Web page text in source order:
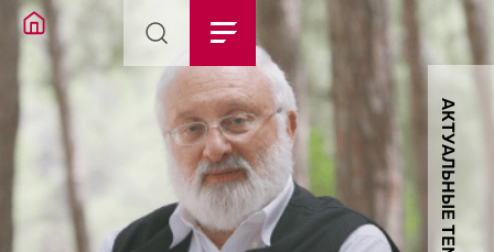
АКТУАЛЬНЫЕ ТЕМЫ